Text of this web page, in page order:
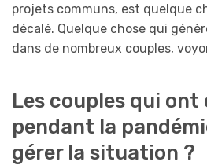
projets communs, est quelque
décalé. Quelque chose qui
dans de nombreux couples,
Les couples qui ont
pendant la
gérer la situation ?